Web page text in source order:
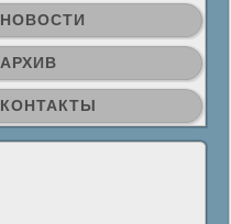
НОВОСТИ
АРХИВ
КОНТАКТЫ